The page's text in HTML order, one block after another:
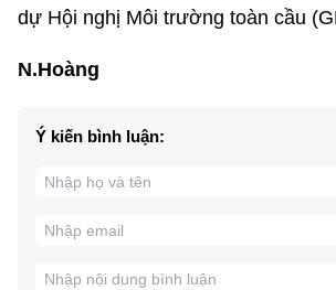
dự Hội nghị Môi trường toàn cầu
N.Hoàng
Ý kiến bình luận: